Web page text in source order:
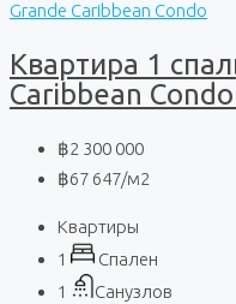
Grande Caribbean Condo
Квартира 1
Caribbean
฿2 300 000
฿67 647/м2
Квартиры
1
Спален
1
Санузлов